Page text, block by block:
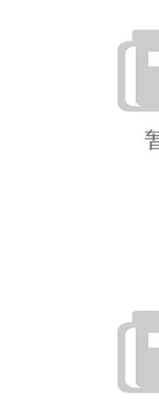
世界杯北
东道主进
哥伦比亚